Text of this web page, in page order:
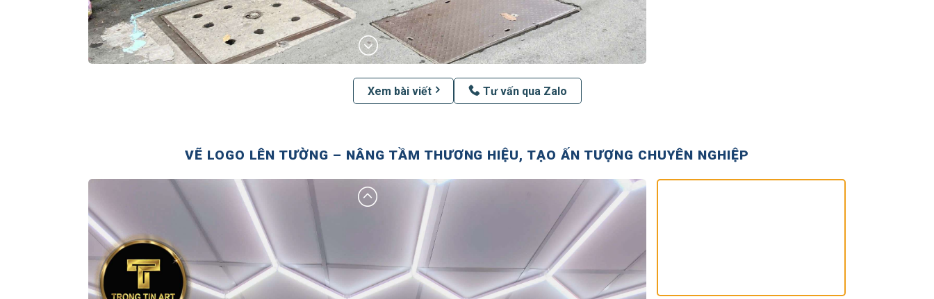
Xem bài viết Tư vấn qua Zalo
VẼ LOGO LÊN TƯỜNG – NÂNG TẦM THƯƠNG HIỆU, TẠO ẤN TƯỢNG CHUYÊN NGHIỆP